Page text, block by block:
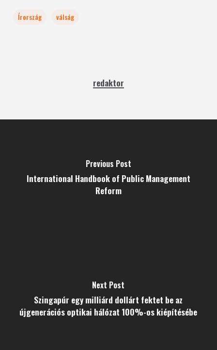
Írország válság
redaktor
Previous Post
International Handbook of Public Management
Reform
Next Post
Szingapúr egy milliárd dollárt fektet be az
újgenerációs optikai hálózat 100%-os kiépítésébe